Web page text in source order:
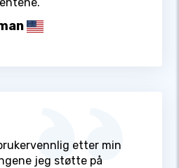
etter min
jeg støtte på